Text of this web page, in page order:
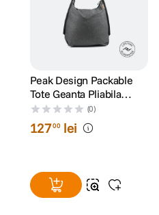
Peak Design Packable
Tote Geanta Pliabila
Charcoal
(0)
12700 lei